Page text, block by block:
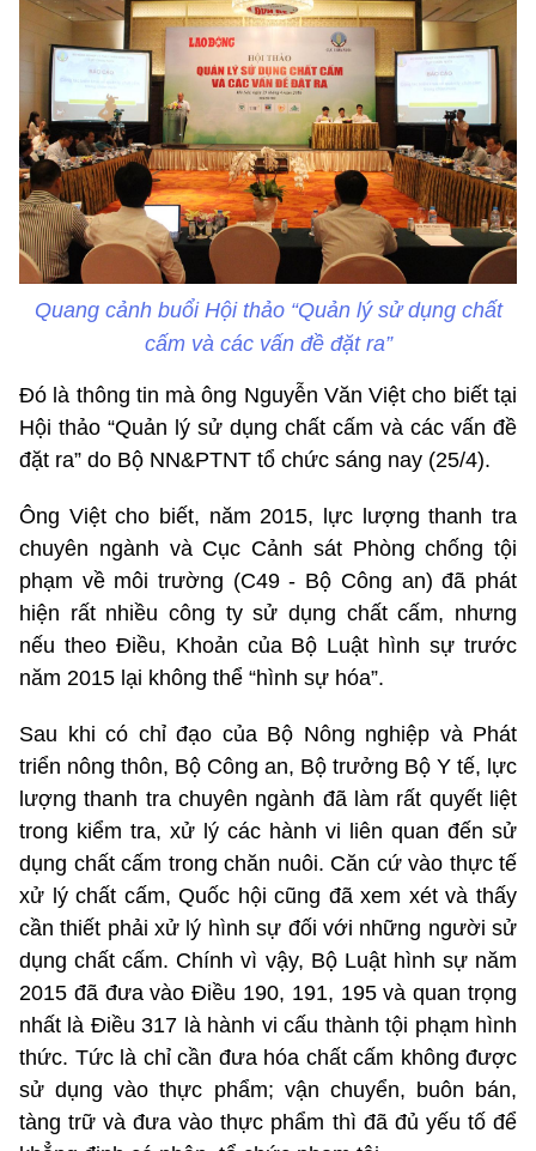
Quang cảnh buổi Hội thảo “Quản lý sử dụng chất
cấm và các vấn đề đặt ra”
Đó là thông tin mà ông Nguyễn Văn Việt cho biết tại
Hội thảo “Quản lý sử dụng chất cấm và các vấn đề
đặt ra” do Bộ NN&PTNT tổ chức sáng nay (25/4).
Ông Việt cho biết, năm 2015, lực lượng thanh tra
chuyên ngành và Cục Cảnh sát Phòng chống tội
phạm về môi trường (C49 - Bộ Công an) đã phát
hiện rất nhiều công ty sử dụng chất cấm, nhưng
nếu theo Điều, Khoản của Bộ Luật hình sự trước
năm 2015 lại không thể “hình sự hóa”.
Sau khi có chỉ đạo của Bộ Nông nghiệp và Phát
triển nông thôn, Bộ Công an, Bộ trưởng Bộ Y tế, lực
lượng thanh tra chuyên ngành đã làm rất quyết liệt
trong kiểm tra, xử lý các hành vi liên quan đến sử
dụng chất cấm trong chăn nuôi. Căn cứ vào thực tế
xử lý chất cấm, Quốc hội cũng đã xem xét và thấy
cần thiết phải xử lý hình sự đối với những người sử
dụng chất cấm. Chính vì vậy, Bộ Luật hình sự năm
2015 đã đưa vào Điều 190, 191, 195 và quan trọng
nhất là Điều 317 là hành vi cấu thành tội phạm hình
thức. Tức là chỉ cần đưa hóa chất cấm không được
sử dụng vào thực phẩm; vận chuyển, buôn bán,
tàng trữ và đưa vào thực phẩm thì đã đủ yếu tố để